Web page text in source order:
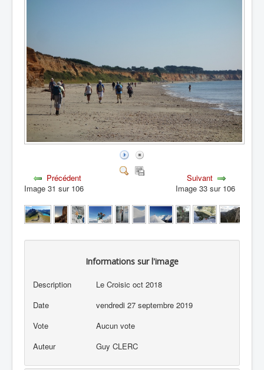
Précédent
Image 31 sur 106
Suivant
Image 33 sur 106
Informations sur l'image
Description
Le Croisic oct 2018
Date
vendredi 27 septembre 2019
Vote
Aucun vote
Auteur
Guy CLERC